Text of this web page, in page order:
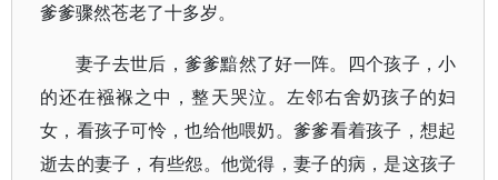
爹爹骤然苍老了十多岁。
妻子去世后，爹爹黯然了好一阵。四个孩子，小
的还在襁褓之中，整天哭泣。左邻右舍奶孩子的妇
女，看孩子可怜，也给他喂奶。爹爹看着孩子，想起
逝去的妻子，有些怨。他觉得，妻子的病，是这孩子